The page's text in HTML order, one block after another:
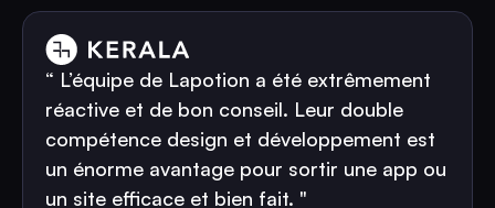
“ L’équipe de Lapotion a été extrêmement
réactive et de bon conseil. Leur double
compétence design et développement est
un énorme avantage pour sortir une app ou
un site efficace et bien fait. "